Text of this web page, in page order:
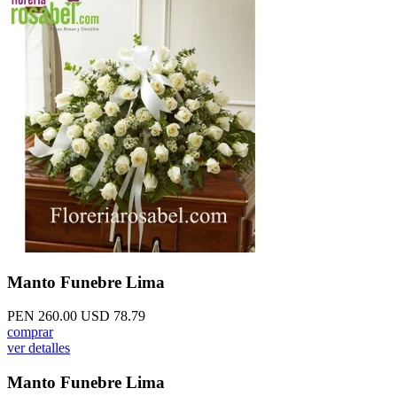
Manto Funebre Lima
PEN 260.00 USD 78.79
comprar
ver detalles
Manto Funebre Lima